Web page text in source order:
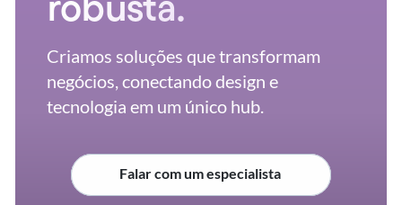
Criamos soluções que transformam
negócios, conectando design e
tecnologia em um único hub.
Falar com um especialista